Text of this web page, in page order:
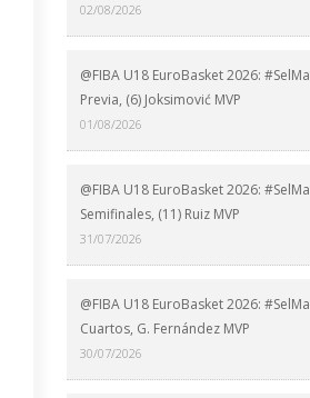
02/08/2026
@FIBA U18 EuroBasket 2026:
Previa, (6) Joksimović MVP
01/08/2026
@FIBA U18 EuroBasket 2026:
Semifinales, (11) Ruiz MVP
31/07/2026
@FIBA U18 EuroBasket 2026:
Cuartos, G. Fernández MVP
30/07/2026